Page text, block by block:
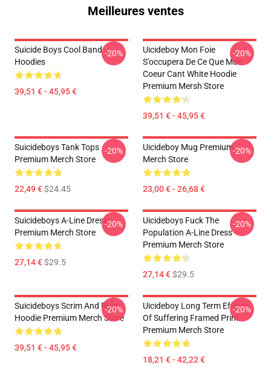
Meilleures ventes
Suicide Boys Cool Band
Hoodies
39,51 € - 45,95 €
-20%
Uicideboy Mon Foie
S'occupera De Ce Que Mon
Coeur Cant White Hoodie
Premium Mersh Store
39,51 € - 45,95 €
-20%
Suicideboys Tank Tops
Premium Merch Store
22,49 €$24.45
-20%
Uicideboy Mug Premium
Merch Store
23,00 € - 26,68 €
-20%
Suicideboys A-Line Dress
Premium Merch Store
27,14 €$29.5
-20%
Uicideboys Fuck The
Population A-Line Dress
Premium Merch Store
27,14 €$29.5
-20%
Suicideboys Scrim And Ruby
Hoodie Premium Merch Store
39,51 € - 45,95 €
-20%
Uicideboy Long Term Effects
Of Suffering Framed Print
Premium Merch Store
18,21 € - 42,22 €
-20%